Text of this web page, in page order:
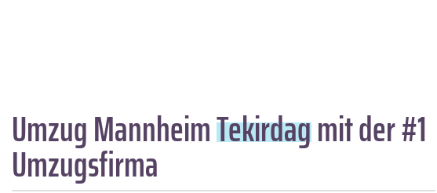
Umzug MannheimTekirdagmit der #1
Umzugsfirma